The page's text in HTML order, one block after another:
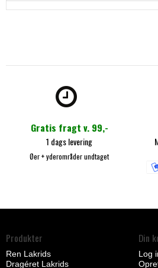
Gratis fragt v. 99,-
1 dags levering
Øer + yderområder undtaget
Produkter
Ren Lakrids
Dragéret Lakrids
Din
Log